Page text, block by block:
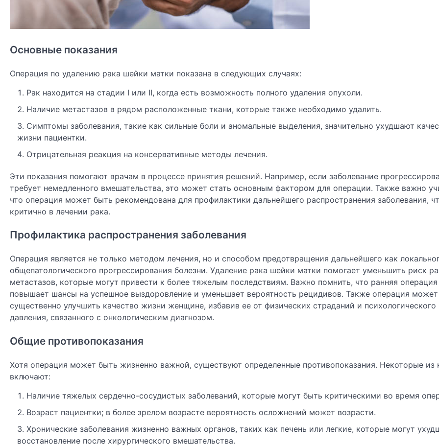
Основные показания
Операция по удалению рака шейки матки показана в следующих случаях:
Рак находится на стадии I или II, когда есть возможность полного удаления опухоли.
Наличие метастазов в рядом расположенные ткани, которые также необходимо удалить.
Симптомы заболевания, такие как сильные боли и аномальные выделения, значительно ухудшают
жизни пациентки.
Отрицательная реакция на консервативные методы лечения.
Эти показания помогают врачам в процессе принятия решений. Например, если заболевание
требует немедленного вмешательства, это может стать основным фактором для операции. Также важно
что операция может быть рекомендована для профилактики дальнейшего распространения заболевания,
критично в лечении рака.
Профилактика распространения заболевания
Операция является не только методом лечения, но и способом предотвращения дальнейшего как
общепатологического прогрессирования болезни. Удаление рака шейки матки помогает уменьшить риск
метастазов, которые могут привести к более тяжелым последствиям. Важно помнить, что ранняя операция
повышает шансы на успешное выздоровление и уменьшает вероятность рецидивов. Также операция может
существенно улучшить качество жизни женщине, избавив ее от физических страданий и психологического
давления, связанного с онкологическим диагнозом.
Общие противопоказания
Хотя операция может быть жизненно важной, существуют определенные противопоказания. Некоторые из
включают:
Наличие тяжелых сердечно-сосудистых заболеваний, которые могут быть критическими во время
Возраст пациентки; в более зрелом возрасте вероятность осложнений может возрасти.
Хронические заболевания жизненно важных органов, таких как печень или легкие, которые могут
восстановление после хирургического вмешательства.